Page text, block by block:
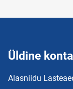
Üldine
Alasniidu